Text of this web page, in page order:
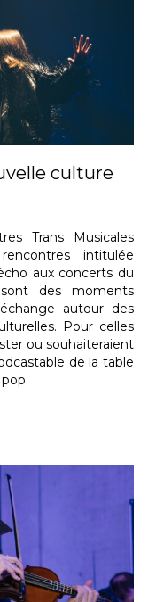
culture
Trans Musicales
intitulée
aux concerts du
des moments
autour des
Pour celles
ou souhaiteraient
de la table